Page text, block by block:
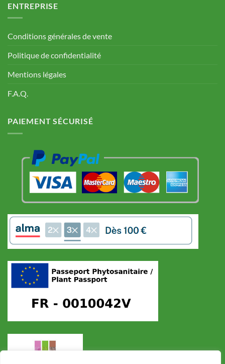
ENTREPRISE
Conditions générales de vente
Politique de confidentialité
Mentions légales
F.A.Q.
PAIEMENT SÉCURISÉ